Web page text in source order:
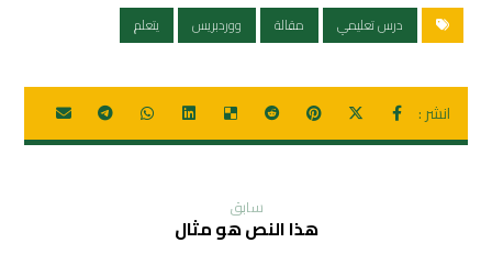
درس تعليمي
مقالة ووردبريس يتعلم
سابق
هذا النص هو مثال